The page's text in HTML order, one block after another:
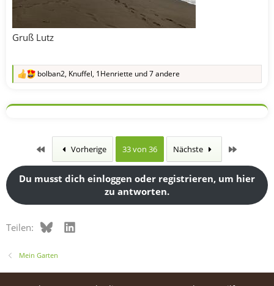
Gruß Lutz
R
k
n
bolban2, Knuffel, 1Henriette und 7 andere
Erste Vorherige 33 von 36 Nächste
Du musst dich einloggen oder registrieren, um hier
zu antworten.
Teilen: BlueskyLinkedIn
Mein Garten